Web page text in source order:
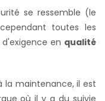
se ressemble (le
toutes les
en qualité
la maintenance, il est
où il y a du suivie